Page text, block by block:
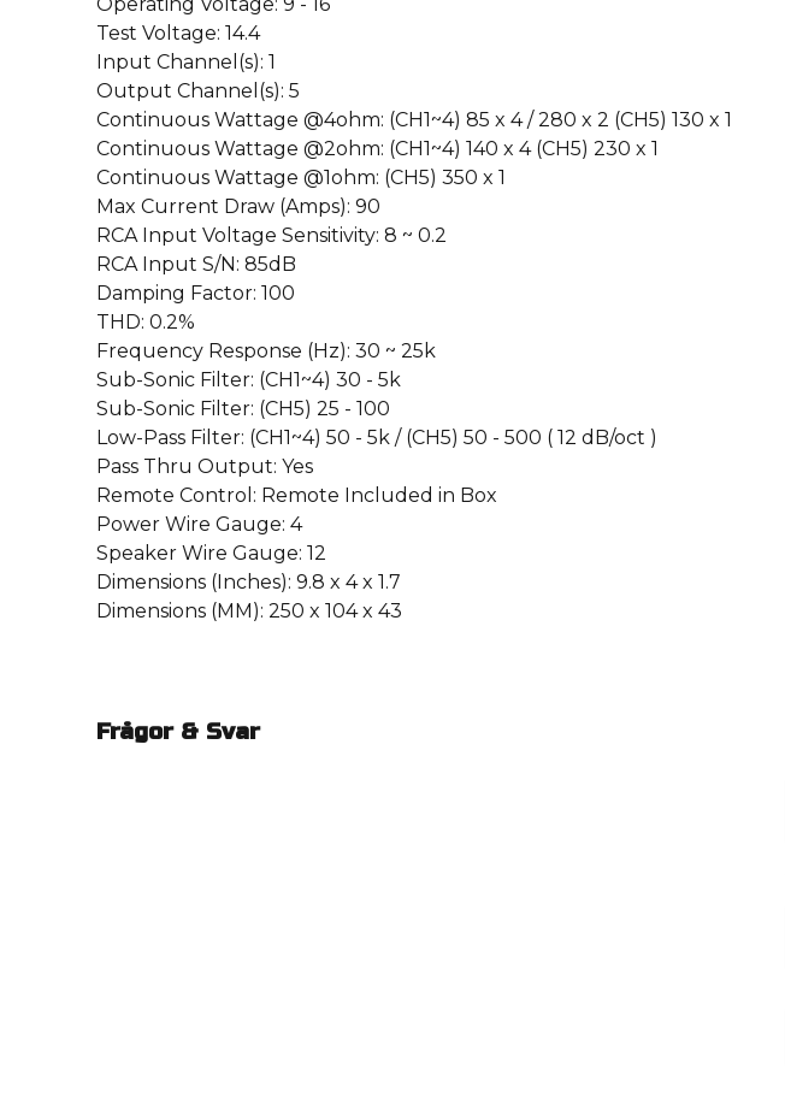
Operating Voltage: 9 - 16
Test Voltage: 14.4
Input Channel(s): 1
Output Channel(s): 5
Continuous Wattage @4ohm: (CH1~4) 85 x 4 / 280 x 2 (CH5) 130 x 1
Continuous Wattage @2ohm: (CH1~4) 140 x 4 (CH5) 230 x 1
Continuous Wattage @1ohm: (CH5) 350 x 1
Max Current Draw (Amps): 90
RCA Input Voltage Sensitivity: 8 ~ 0.2
RCA Input S/N: 85dB
Damping Factor: 100
THD: 0.2%
Frequency Response (Hz): 30 ~ 25k
Sub-Sonic Filter: (CH1~4) 30 - 5k
Sub-Sonic Filter: (CH5) 25 - 100
Low-Pass Filter: (CH1~4) 50 - 5k / (CH5) 50 - 500 ( 12 dB/oct )
Pass Thru Output: Yes
Remote Control: Remote Included in Box
Power Wire Gauge: 4
Speaker Wire Gauge: 12
Dimensions (Inches): 9.8 x 4 x 1.7
Dimensions (MM): 250 x 104 x 43
Frågor & Svar